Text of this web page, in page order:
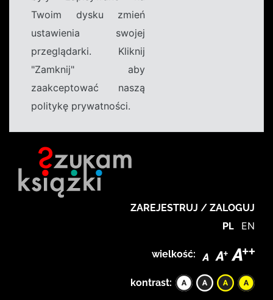
Twoim dysku zmień
ustawienia swojej
przeglądarki. Kliknij
"Zamknij" aby
zaakceptować naszą
politykę prywatności.
ZAREJESTRUJ / ZALOGUJ
PL EN
wielkość:
kontrast: